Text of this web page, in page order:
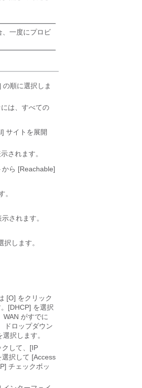
、一度にプロビ
の順に選択しま
は、すべての
サイトを展開
されます。
ら [Reachable]
。
されます。
択します。
[O] をクリック
[DHCP] を選択
WAN がすでに
ドロップダウン
択します。
クして、[IP
択して [Access
チェックボッ